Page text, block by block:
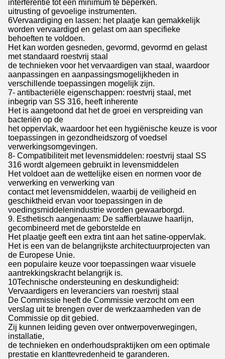
interferentie tot een minimum te beperken.
uitrusting of gevoelige instrumenten.
6Vervaardiging en lassen: het plaatje kan gemakkelijk
worden vervaardigd en gelast om aan specifieke
behoeften te voldoen.
Het kan worden gesneden, gevormd, gevormd en gelast
met standaard roestvrij staal
de technieken voor het vervaardigen van staal, waardoor
aanpassingen en aanpassingsmogelijkheden in
verschillende toepassingen mogelijk zijn.
7- antibacteriële eigenschappen: roestvrij staal, met
inbegrip van SS 316, heeft inherente
Het is aangetoond dat het de groei en verspreiding van
bacteriën op de
het oppervlak, waardoor het een hygiënische keuze is voor
toepassingen in gezondheidszorg of voedsel
verwerkingsomgevingen.
8- Compatibiliteit met levensmiddelen: roestvrij staal SS
316 wordt algemeen gebruikt in levensmiddelen
Het voldoet aan de wettelijke eisen en normen voor de
verwerking en verwerking van
contact met levensmiddelen, waarbij de veiligheid en
geschiktheid ervan voor toepassingen in de
voedingsmiddelenindustrie worden gewaarborgd.
9. Esthetisch aangenaam: De saffierblauwe haarlijn,
gecombineerd met de geborstelde en
Het plaatje geeft een extra tint aan het satine-oppervlak.
Het is een van de belangrijkste architectuurprojecten van
de Europese Unie.
een populaire keuze voor toepassingen waar visuele
aantrekkingskracht belangrijk is.
10Technische ondersteuning en deskundigheid:
Vervaardigers en leveranciers van roestvrij staal
De Commissie heeft de Commissie verzocht om een
verslag uit te brengen over de werkzaamheden van de
Commissie op dit gebied.
Zij kunnen leiding geven over ontwerpoverwegingen,
installatie,
de technieken en onderhoudspraktijken om een optimale
prestatie en klanttevredenheid te garanderen.